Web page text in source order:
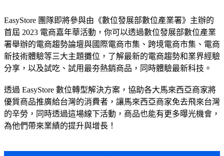
EasyStore 團隊即將參與由《數位發展部數位產業署》主辦的
首屆 2023 電商嘉年華活動，你可以透過數位發展部數位產業
署舉辦的電商趨勢論壇與國際電商市集、跨境電商市集、電商
新技術體驗等三大主題攤位，了解最新的電商趨勢和業界經驗
分享，以及試吃、試用最夯熱銷商品，同時體驗最新科技。
透過 EasyStore 數位轉型解決方案，協助各大馬來西亞商家將
優質商品推廣給台灣的消費者，讓馬來西亞商家免去飛來台灣
的辛勞，同時透過這場線下活動，商品也能有更多曝光機會，
為他們帶來業績的提升與增長！